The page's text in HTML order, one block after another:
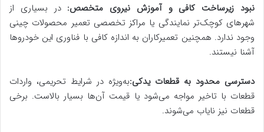
نبود زیرساخت کافی و آموزش نیروی متخصص: در بسیاری از
شهرهای کوچک‌تر نمایندگی یا مراکز تخصصی تعمیر محصولات چینی
وجود ندارد. همچنین تعمیرکاران به اندازه کافی با فناوری این خودروها
آشنا نیستند.
دسترسی محدود به قطعات یدکی:به‌ویژه در شرایط تحریمی، واردات
قطعات با تاخیر مواجه می‌شود یا قیمت آن‌ها بسیار بالاست. برخی
قطعات نیز نایاب می‌شوند.